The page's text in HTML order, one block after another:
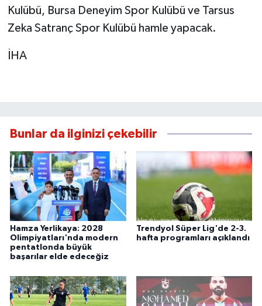
Kulübü, Bursa Deneyim Spor Kulübü ve Tarsus
Zeka Satranç Spor Kulübü hamle yapacak.
İHA
Bunlar da ilginizi çekebilir
Hamza Yerlikaya: 2028
Olimpiyatları'nda modern
pentatlonda büyük
başarılar elde edeceğiz
Trendyol Süper Lig'de 2-3.
hafta programları açıklandı